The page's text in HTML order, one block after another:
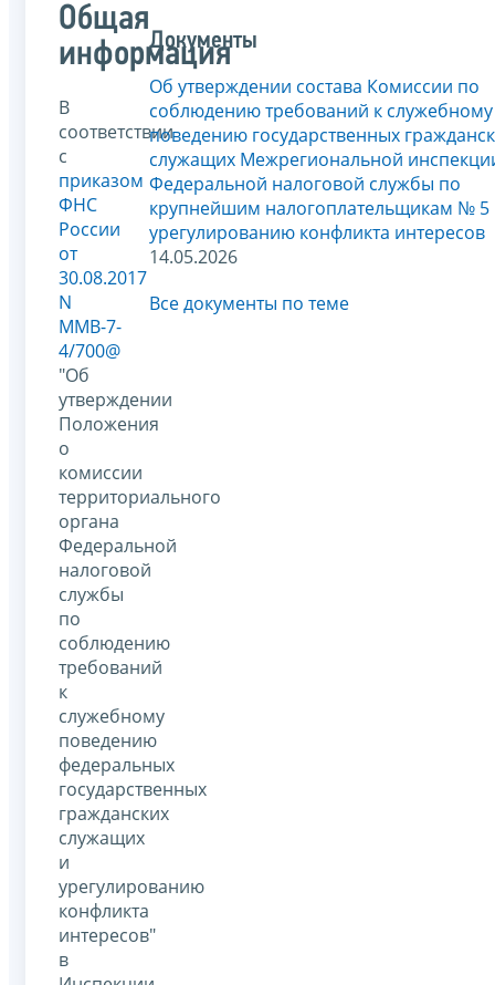
Общая
информация
В
соответствии
с
приказом
ФНС
России
от
30.08.2017
N
ММВ-7-
4/700@
"Об
утверждении
Положения
о
комиссии
территориального
органа
Федеральной
налоговой
службы
по
соблюдению
требований
к
служебному
поведению
федеральных
государственных
гражданских
служащих
и
урегулированию
конфликта
интересов"
в
Документы
Об утверждении состава Комиссии по
соблюдению требований к служебному
поведению государственных
служащих Межрегиональной
Федеральной налоговой службы по
крупнейшим налогоплательщикам № 5
урегулированию конфликта интересов
14.05.2026
Все документы по теме